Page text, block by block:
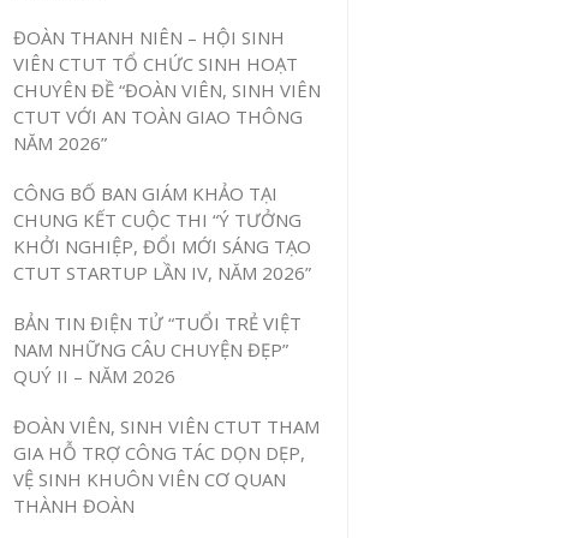
ĐOÀN THANH NIÊN – HỘI SINH
VIÊN CTUT TỔ CHỨC SINH HOẠT
CHUYÊN ĐỀ “ĐOÀN VIÊN, SINH VIÊN
CTUT VỚI AN TOÀN GIAO THÔNG
NĂM 2026”
CÔNG BỐ BAN GIÁM KHẢO TẠI
CHUNG KẾT CUỘC THI “Ý TƯỞNG
KHỞI NGHIỆP, ĐỔI MỚI SÁNG TẠO
CTUT STARTUP LẦN IV, NĂM 2026”
BẢN TIN ĐIỆN TỬ “TUỔI TRẺ VIỆT
NAM NHỮNG CÂU CHUYỆN ĐẸP”
QUÝ II – NĂM 2026
ĐOÀN VIÊN, SINH VIÊN CTUT THAM
GIA HỖ TRỢ CÔNG TÁC DỌN DẸP,
VỆ SINH KHUÔN VIÊN CƠ QUAN
THÀNH ĐOÀN